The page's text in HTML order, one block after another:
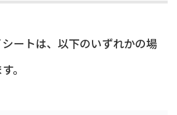
ートは、以下のいずれかの場
。